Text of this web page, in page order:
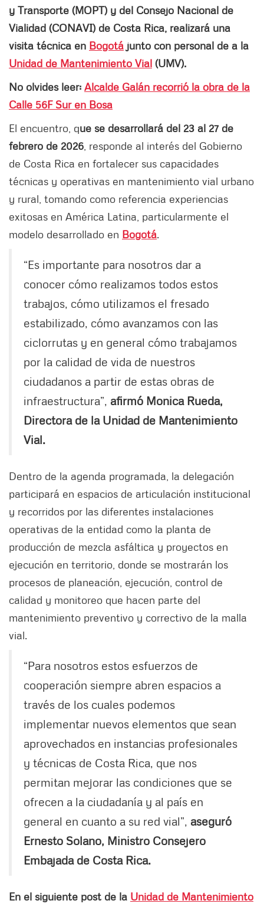
y Transporte (MOPT) y del Consejo Nacional de
Vialidad (CONAVI) de Costa Rica, realizará una
visita técnica en Bogotá junto con personal de a la
Unidad de Mantenimiento Vial (UMV).
No olvides leer: Alcalde Galán recorrió la obra de la
Calle 56F Sur en Bosa
El encuentro, que se desarrollará del 23 al 27 de
febrero de 2026 , responde al interés del Gobierno
de Costa Rica en fortalecer sus capacidades
técnicas y operativas en mantenimiento vial urbano
y rural, tomando como referencia experiencias
exitosas en América Latina, particularmente el
modelo desarrollado en Bogotá.
“Es importante para nosotros dar a
conocer cómo realizamos todos estos
trabajos, cómo utilizamos el fresado
estabilizado, cómo avanzamos con las
ciclorrutas y en general cómo trabajamos
por la calidad de vida de nuestros
ciudadanos a partir de estas obras de
infraestructura”, afirmó Monica Rueda,
Directora de la Unidad de Mantenimiento
Vial.
Dentro de la agenda programada, la delegación
participará en espacios de articulación institucional
y recorridos por las diferentes instalaciones
operativas de la entidad como la planta de
producción de mezcla asfáltica y proyectos en
ejecución en territorio, donde se mostrarán los
procesos de planeación, ejecución, control de
calidad y monitoreo que hacen parte del
mantenimiento preventivo y correctivo de la malla
vial.
“Para nosotros estos esfuerzos de
cooperación siempre abren espacios a
través de los cuales podemos
implementar nuevos elementos que sean
aprovechados en instancias profesionales
y técnicas de Costa Rica, que nos
permitan mejorar las condiciones que se
ofrecen a la ciudadanía y al país en
general en cuanto a su red vial”, aseguró
Ernesto Solano, Ministro Consejero
Embajada de Costa Rica.
En el siguiente post de la Unidad de Mantenimiento